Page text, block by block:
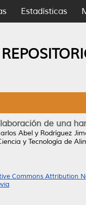
Estadísticas
de una
Abel y Rodríguez
y Tecnología de
Commons Attribution